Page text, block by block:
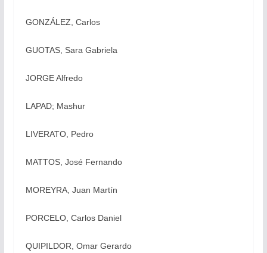
GONZÁLEZ, Carlos
GUOTAS, Sara Gabriela
JORGE Alfredo
LAPAD; Mashur
LIVERATO, Pedro
MATTOS, José Fernando
MOREYRA, Juan Martín
PORCELO, Carlos Daniel
QUIPILDOR, Omar Gerardo